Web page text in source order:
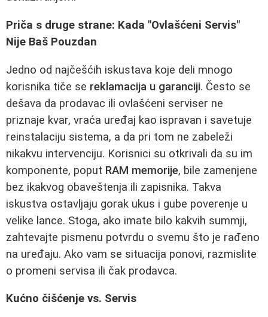
Priča s druge strane: Kada "Ovlašćeni Servis"
Nije Baš Pouzdan
Jedno od najčešćih iskustava koje deli mnogo
korisnika tiče se reklamacija u garanciji. Često se
dešava da prodavac ili ovlašćeni serviser ne
priznaje kvar, vraća uređaj kao ispravan i savetuje
reinstalaciju sistema, a da pri tom ne zabeleži
nikakvu intervenciju. Korisnici su otkrivali da su im
komponente, poput RAM memorije, bile zamenjene
bez ikakvog obaveštenja ili zapisnika. Takva
iskustva ostavljaju gorak ukus i gube poverenje u
velike lance. Stoga, ako imate bilo kakvih summji,
zahtevajte pismenu potvrdu o svemu što je rađeno
na uređaju. Ako vam se situacija ponovi, razmislite
o promeni servisa ili čak prodavca.
Kućno čišćenje vs. Servis